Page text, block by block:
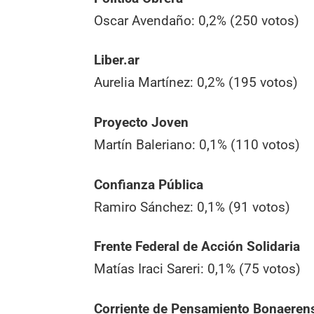
Oscar Avendaño: 0,2% (250 votos)
Liber.ar
Aurelia Martínez: 0,2% (195 votos)
Proyecto Joven
Martín Baleriano: 0,1% (110 votos)
Confianza Pública
Ramiro Sánchez: 0,1% (91 votos)
Frente Federal de Acción Solidaria
Matías Iraci Sareri: 0,1% (75 votos)
Corriente de Pensamiento